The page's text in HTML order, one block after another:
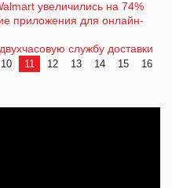
увеличились на 74%
приложения для онлайн-
службу доставки
10 11 12 13 14 15
16